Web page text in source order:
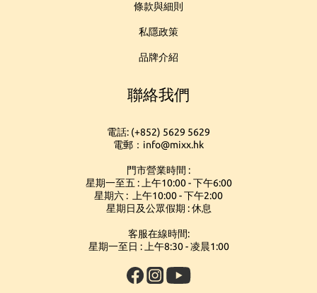
條款與細則
私隱政策
品牌介紹
聯絡我們
電話: (+852) 5629 5629
電郵：info@mixx.hk
門市營業時間 :
星期一至五 : 上午10:00 - 下午6:00
星期六 : 上午10:00 - 下午2:00
星期日及公眾假期 : 休息
客服在線時間:
星期一至日 : 上午8:30 - 凌晨1:00